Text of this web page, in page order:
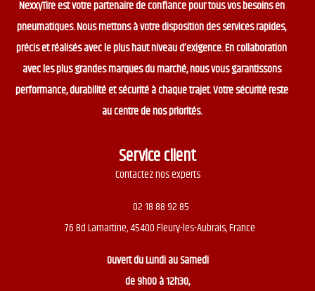
NexxyTire est votre partenaire de confiance pour tous vos besoins en
pneumatiques. Nous mettons à votre disposition des services rapides,
précis et réalisés avec le plus haut niveau d’exigence. En collaboration
avec les plus grandes marques du marché, nous vous garantissons
performance, durabilité et sécurité à chaque trajet. Votre sécurité reste
au centre de nos priorités.
Service client
Contactez nos experts
02 18 88 92 85
76 Bd Lamartine, 45400 Fleury-les-Aubrais, France
Ouvert duLundi au Samedi
de 9h00 à 12h30,